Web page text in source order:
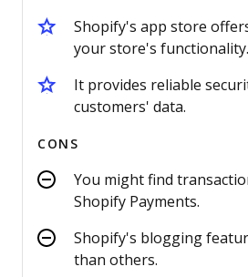
Shopify's app store
your store's functionality.
It provides reliable
customers' data.
CONS
You might find
Shopify Payments.
Shopify's blogging
than others.